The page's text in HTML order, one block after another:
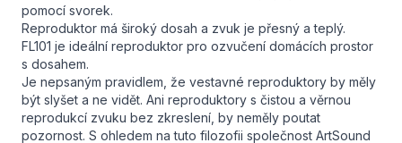
pomocí svorek.
Reproduktor má široký dosah a zvuk je přesný a teplý.
FL101 je ideální reproduktor pro ozvučení domácích prostor
s dosahem.
Je nepsaným pravidlem, že vestavné reproduktory by měly
být slyšet a ne vidět. Ani reproduktory s čistou a věrnou
reprodukcí zvuku bez zkreslení, by neměly poutat
pozornost. S ohledem na tuto filozofii společnost ArtSound